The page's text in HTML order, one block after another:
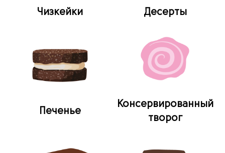
Чизкейки Десерты
Печенье
Консервированный
творог